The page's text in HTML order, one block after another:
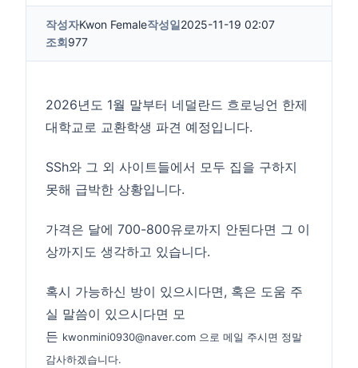
작성자Kwon Female작성일2025-11-19 02:07
조회977
2026년도 1월 말부터 네덜란드 흐로닝언 한제
대학교로 교환학생 파견 예정입니다.
SSh와 그 외 사이트들에서 모두 집을 구하지
못해 급박한 상황입니다.
가격은 달에 700-800유로까지 안된다면 그 이
상까지도 생각하고 있습니다.
혹시 가능하신 방이 있으시다면, 혹은 도움 주
실 말씀이 있으시다면 모
든 kwonmini0930@naver.com 으로 메일 주시면 정말
감사하겠습니다.